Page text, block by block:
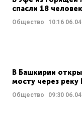
спасли 18 человек
Общество 10:16
В Башкирии
мосту через реку
Общество 09:30